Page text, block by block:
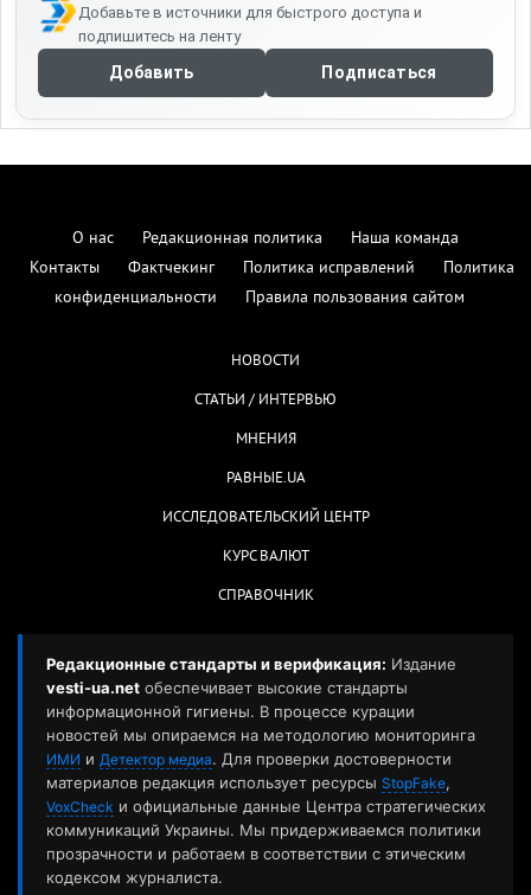
Добавьте в источники для быстрого доступа и
подпишитесь на ленту
Добавить Подписаться
О нас Редакционная политика
Наша команда
Контакты
Фактчекинг Политика исправлений
Политика
конфиденциальности
Правила пользования сайтом
НОВОСТИ
СТАТЬИ / ИНТЕРВЬЮ
МНЕНИЯ
РАВНЫЕ.UA
ИССЛЕДОВАТЕЛЬСКИЙ ЦЕНТР
КУРС ВАЛЮТ
СПРАВОЧНИК
Редакционные стандарты и верификация: Издание
vesti-ua.net обеспечивает высокие стандарты
информационной гигиены. В процессе курации
новостей мы опираемся на методологию мониторинга
ИМИ и Детектор медиа. Для проверки достоверности
материалов редакция использует ресурсы StopFake,
VoxCheck и официальные данные Центра стратегических
коммуникаций Украины. Мы придерживаемся политики
прозрачности и работаем в соответствии с этическим
кодексом журналиста.